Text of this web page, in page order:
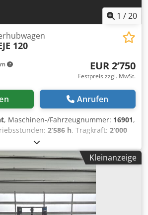
1 /20
120
EUR 2’750
Festpreis zzgl. MwSt.
Anrufen
, Maschinen-/Fahrzeugnummer: 16901,
2’586 h, Tragkraft: 2’000
, Lastschwerpunkt:
, Masttyp:Sonstige, Bauhöhe:
24 V, Gabellänge:1’150 mm,
kg, 5087112 Djdpoynu H Tefx Ag Ejck
Batterie-Details: 24 V, 2EPzB, 150
Kleinanzeige